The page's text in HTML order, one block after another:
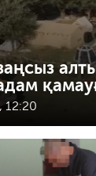
12:20